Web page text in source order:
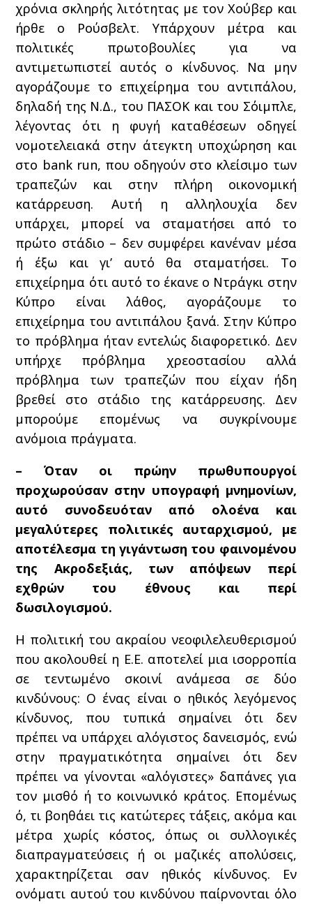
χρόνια σκληρής λιτότητας με τον Χούβερ και
ήρθε ο Ρούσβελτ. Υπάρχουν μέτρα και
πολιτικές πρωτοβουλίες για να
αντιμετωπιστεί αυτός ο κίνδυνος. Να μην
αγοράζουμε το επιχείρημα του αντιπάλου,
δηλαδή της Ν.Δ., του ΠΑΣΟΚ και του Σόιμπλε,
λέγοντας ότι η φυγή καταθέσεων οδηγεί
νομοτελειακά στην άτεγκτη υποχώρηση και
στο bank run, που οδηγούν στο κλείσιμο των
τραπεζών και στην πλήρη οικονομική
κατάρρευση. Αυτή η αλληλουχία δεν
υπάρχει, μπορεί να σταματήσει από το
πρώτο στάδιο – δεν συμφέρει κανέναν μέσα
ή έξω και γι’ αυτό θα σταματήσει. Το
επιχείρημα ότι αυτό το έκανε ο Ντράγκι στην
Κύπρο είναι λάθος, αγοράζουμε το
επιχείρημα του αντιπάλου ξανά. Στην Κύπρο
το πρόβλημα ήταν εντελώς διαφορετικό. Δεν
υπήρχε πρόβλημα χρεοστασίου αλλά
πρόβλημα των τραπεζών που είχαν ήδη
βρεθεί στο στάδιο της κατάρρευσης. Δεν
μπορούμε επομένως να συγκρίνουμε
ανόμοια πράγματα.
– Όταν οι πρώην πρωθυπουργοί
προχωρούσαν στην υπογραφή μνημονίων,
αυτό συνοδευόταν από ολοένα και
μεγαλύτερες πολιτικές αυταρχισμού, με
αποτέλεσμα τη γιγάντωση του φαινομένου
της Ακροδεξιάς, των απόψεων περί
εχθρών του έθνους και περί
δωσιλογισμού.
Η πολιτική του ακραίου νεοφιλελευθερισμού
που ακολουθεί η Ε.Ε. αποτελεί μια ισορροπία
σε τεντωμένο σκοινί ανάμεσα σε δύο
κινδύνους: Ο ένας είναι ο ηθικός λεγόμενος
κίνδυνος, που τυπικά σημαίνει ότι δεν
πρέπει να υπάρχει αλόγιστος δανεισμός, ενώ
στην πραγματικότητα σημαίνει ότι δεν
πρέπει να γίνονται «αλόγιστες» δαπάνες για
τον μισθό ή το κοινωνικό κράτος. Επομένως
ό, τι βοηθάει τις κατώτερες τάξεις, ακόμα και
μέτρα χωρίς κόστος, όπως οι συλλογικές
διαπραγματεύσεις ή οι μαζικές απολύσεις,
χαρακτηρίζεται σαν ηθικός κίνδυνος. Εν
ονόματι αυτού του κινδύνου παίρνονται όλο